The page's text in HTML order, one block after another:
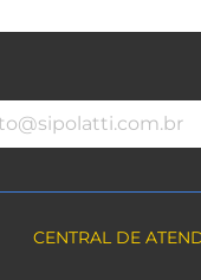
CENTRAL DE